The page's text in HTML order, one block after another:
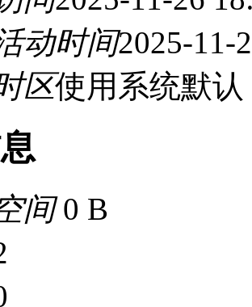
动时间2025-11-
区使用系统默认
间0 B